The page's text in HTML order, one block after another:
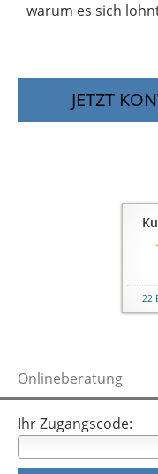
warum es sich
JETZT
22
Onlineberatung
Ihr Zugangscode: